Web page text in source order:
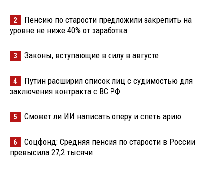
2
Пенсию по старости предложили закрепить на
уровне не ниже 40% от заработка
3 Законы, вступающие в силу в августе
4
Путин расширил список лиц с судимостью для
заключения контракта с ВС РФ
5 Сможет ли ИИ написать оперу и спеть арию
6
Соцфонд: Средняя пенсия по старости в России
превысила 27,2 тысячи